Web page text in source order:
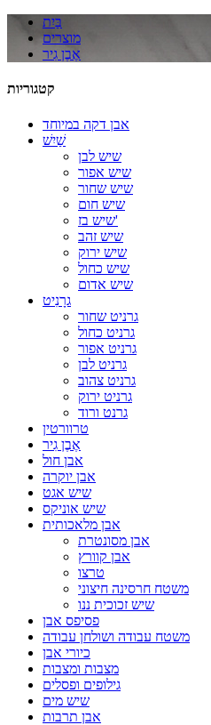
בַּיִת
מוצרים
אֶבֶן גִיר
קטגוריות
אבן דקה במיוחד
שַׁיִשׁ
שיש לבן
שיש אפור
שיש שחור
שיש חום
שיש בז'
שיש זהב
שיש ירוק
שיש כחול
שיש אדום
גרָנִיט
גרניט שחור
גרניט כחול
גרניט אפור
גרניט לבן
גרניט צהוב
גרניט ירוק
גרנט ורוד
טרוורטין
אֶבֶן גִיר
אבן חול
אבן יוקרה
שיש אגט
שיש אוניקס
אבן מלאכותית
אבן מסונטרת
אבן קוורץ
טרצו
משטח חרסינה חיצוני
שיש זכוכית ננו
פסיפס אבן
משטח עבודה ושולחן עבודה
כיורי אבן
מצבות ומצבות
גילופים ופסלים
שיש מים
אבן תרבות